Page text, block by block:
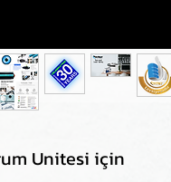
Unitesi için